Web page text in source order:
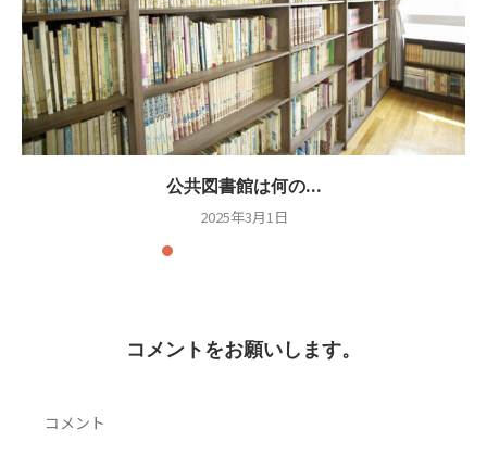
公共図書館は何の...
2025年3月1日
コメントをお願いします。